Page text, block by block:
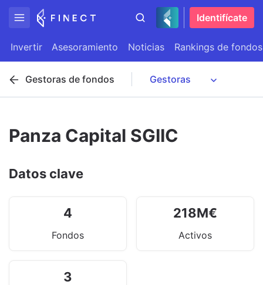
Identifícate
Invertir Asesoramiento Noticias Rankings de fondos
Gestoras de fondos
Panza Capital SGIIC
Datos clave
4
Fondos
218M€
Activos
3